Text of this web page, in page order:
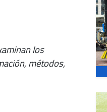
los
métodos,